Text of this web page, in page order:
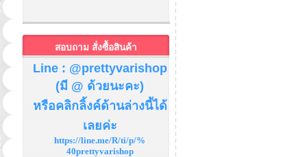
สอบถาม สั่งซื้อสินค้า
Line : @prettyvarishop
(มี @ ด้วยนะคะ)
หรือคลิกลิ้งค์ด้านล่างนี้ได้
เลยค่ะ
https://line.me/R/ti/p/%
40prettyvarishop